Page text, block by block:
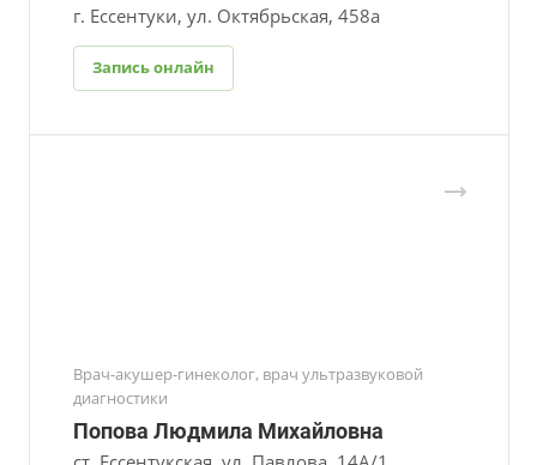
г. Ессентуки, ул. Октябрьская, 458а
Запись онлайн
Врач-акушер-гинеколог, врач ультразвуковой
диагностики
Попова Людмила Михайловна